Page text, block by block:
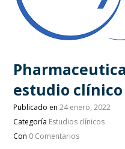
estudio clínico
Publicado en24 enero, 2022
Categoría Estudios clínicos
Con 0 Comentarios